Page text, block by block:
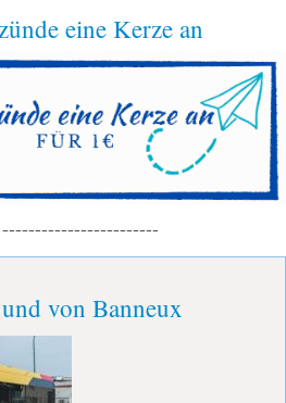
eine Kerze an
------------------------
von Banneux